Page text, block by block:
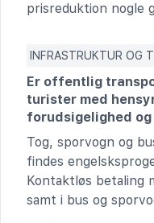
prisreduktion nogle
INFRASTRUKTUR OG
Er offentlig
turister med
forudsigelighed
Tog, sporvogn og
findes
Kontaktløs betaling
samt i bus og